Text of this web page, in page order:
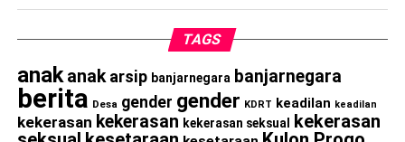
TAGS
anak anak arsip banjarnegara banjarnegara
berita Desa gender gender KDRT keadilan keadilan
kekerasan kekerasan kekerasan seksual
kekerasan